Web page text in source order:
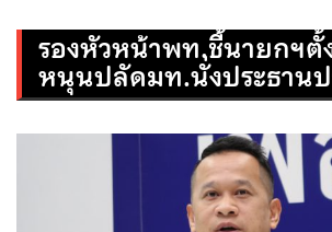
รองหัวหน้าพท.ชี้นายกฯตั้
หนุนปลัดมท.นั่งประธาน